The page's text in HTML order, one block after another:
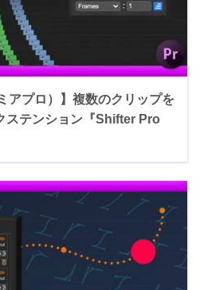
アプロ）】複数のクリップを
ステンション『Shifter Pro